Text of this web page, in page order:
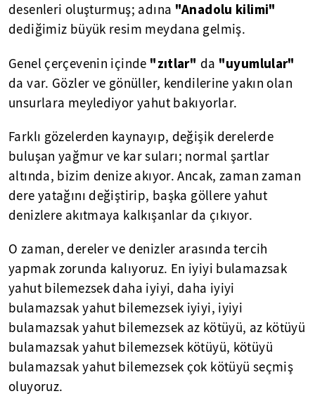
desenleri oluşturmuş; adına "Anadolu kilimi"
dediğimiz büyük resim meydana gelmiş.
Genel çerçevenin içinde "zıtlar" da "uyumlular"
da var. Gözler ve gönüller, kendilerine yakın olan
unsurlara meylediyor yahut bakıyorlar.
Farklı gözelerden kaynayıp, değişik derelerde
buluşan yağmur ve kar suları; normal şartlar
altında, bizim denize akıyor. Ancak, zaman zaman
dere yatağını değiştirip, başka göllere yahut
denizlere akıtmaya kalkışanlar da çıkıyor.
O zaman, dereler ve denizler arasında tercih
yapmak zorunda kalıyoruz. En iyiyi bulamazsak
yahut bilemezsek daha iyiyi, daha iyiyi
bulamazsak yahut bilemezsek iyiyi, iyiyi
bulamazsak yahut bilemezsek az kötüyü, az kötüyü
bulamazsak yahut bilemezsek kötüyü, kötüyü
bulamazsak yahut bilemezsek çok kötüyü seçmiş
oluyoruz.